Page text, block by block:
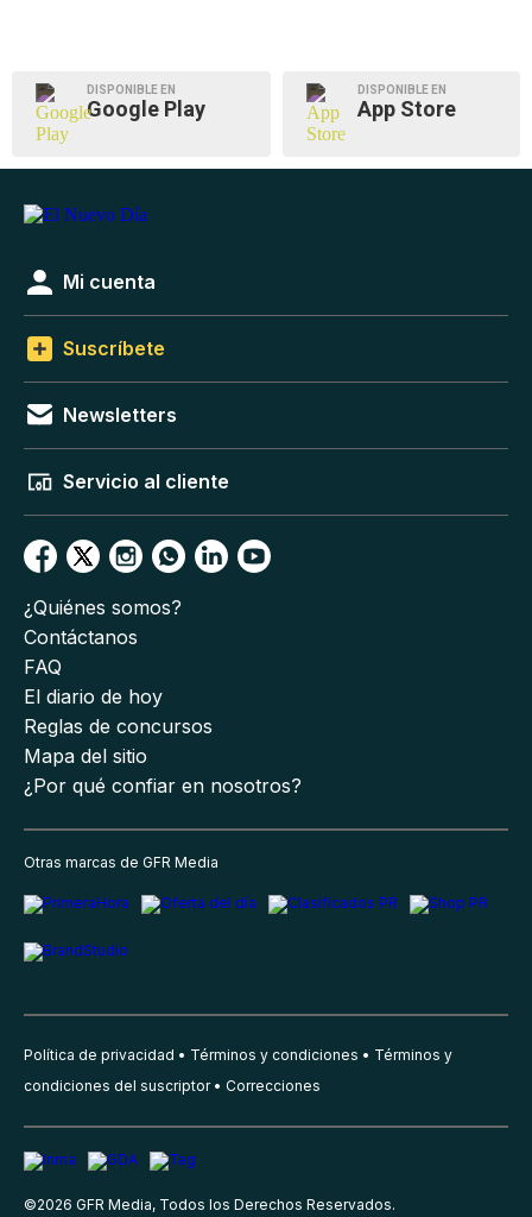
DISPONIBLE EN
Google Play
DISPONIBLE EN
App Store
Mi cuenta
Suscríbete
Newsletters
Servicio al cliente
¿Quiénes somos?
Contáctanos
FAQ
El diario de hoy
Reglas de concursos
Mapa del sitio
¿Por qué confiar en nosotros?
Otras marcas de GFR Media
Política de privacidad Términos y condiciones
Términos y
condiciones del suscriptor
Correcciones
©2026 GFR Media, Todos los Derechos Reservados.